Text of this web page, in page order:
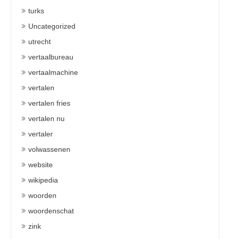
turks
Uncategorized
utrecht
vertaalbureau
vertaalmachine
vertalen
vertalen fries
vertalen nu
vertaler
volwassenen
website
wikipedia
woorden
woordenschat
zink